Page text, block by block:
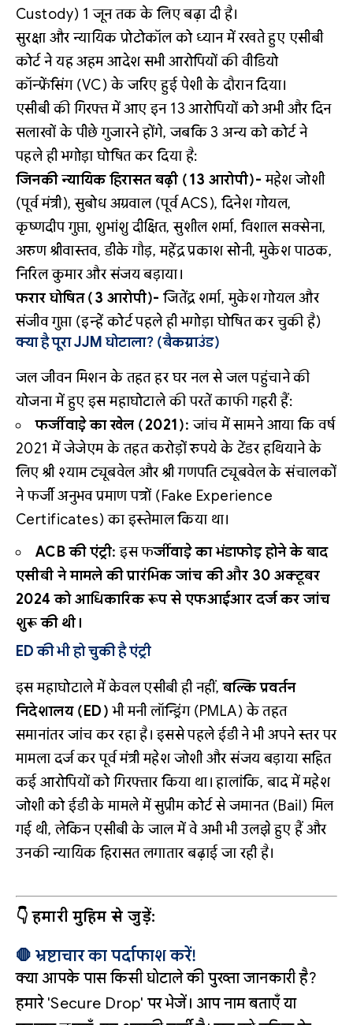
Custody) 1 जून तक के लिए बढ़ा दी है।
सुरक्षा और न्यायिक प्रोटोकॉल को ध्यान में रखते हुए एसीबी
कोर्ट ने यह अहम आदेश सभी आरोपियों की वीडियो
कॉन्फ्रेंसिंग (VC) के जरिए हुई पेशी के दौरान दिया।
एसीबी की गिरफ्त में आए इन 13 आरोपियों को अभी और दिन
सलाखों के पीछे गुजारने होंगे, जबकि 3 अन्य को कोर्ट ने
पहले ही भगोड़ा घोषित कर दिया है:
जिनकी न्यायिक हिरासत बढ़ी (13 आरोपी)-महेश जोशी
(पूर्व मंत्री), सुबोध अग्रवाल (पूर्व ACS), दिनेश गोयल,
कृष्णदीप गुप्ता, शुभांशु दीक्षित, सुशील शर्मा, विशाल सक्सेना,
अरुण श्रीवास्तव, डीके गौड़, महेंद्र प्रकाश सोनी, मुकेश पाठक,
निरिल कुमार और संजय बड़ाया।
फरार घोषित (3 आरोपी)-जितेंद्र शर्मा, मुकेश गोयल और
संजीव गुप्ता (इन्हें कोर्ट पहले ही भगोड़ा घोषित कर चुकी है)
क्या है पूरा JJM घोटाला? (बैकग्राउंड)
जल जीवन मिशन के तहत हर घर नल से जल पहुंचाने की
योजना में हुए इस महाघोटाले की परतें काफी गहरी हैं:
फर्जीवाड़े का खेल (2021): जांच में सामने आया कि वर्ष
2021 में जेजेएम के तहत करोड़ों रुपये के टेंडर हथियाने के
लिए श्री श्याम ट्यूबवेल और श्री गणपति ट्यूबवेल के संचालकों
ने फर्जी अनुभव प्रमाण पत्रों (Fake Experience
Certificates) का इस्तेमाल किया था।
ACB की एंट्री: इस फर्जीवाड़े का भंडाफोड़ होने के बाद
एसीबी ने मामले की प्रारंभिक जांच की और 30 अक्टूबर
2024 को आधिकारिक रूप से एफआईआर दर्ज कर जांच
शुरू की थी।
ED की भी हो चुकी है एंट्री
इस महाघोटाले में केवल एसीबी ही नहीं,बल्कि प्रवर्तन
निदेशालय (ED)भी मनी लॉन्ड्रिंग (PMLA) के तहत
समानांतर जांच कर रहा है। इससे पहले ईडी ने भी अपने स्तर पर
मामला दर्ज कर पूर्व मंत्री महेश जोशी और संजय बड़ाया सहित
कई आरोपियों को गिरफ्तार किया था। हालांकि, बाद में महेश
जोशी को ईडी के मामले में सुप्रीम कोर्ट से जमानत (Bail) मिल
गई थी, लेकिन एसीबी के जाल में वे अभी भी उलझे हुए हैं और
उनकी न्यायिक हिरासत लगातार बढ़ाई जा रही है।
👇 हमारी मुहिम से जुड़ें:
🛑 भ्रष्टाचार का पर्दाफाश करें!
क्या आपके पास किसी घोटाले की पुख्ता जानकारी है?
हमारे 'Secure Drop' पर भेजें। आप नाम बताएँ या